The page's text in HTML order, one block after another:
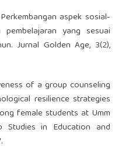
aspek sosial-
yang sesuai
Jurnal Golden Age, 3(2),
of a group counseling
resilience strategies
female students at Umm
Studies in Education and